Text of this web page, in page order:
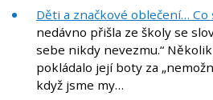
Děti a značkové oblečení… Co
nedávno přišla ze školy se
sebe nikdy nevezmu.“
pokládalo její boty za
když jsme my…